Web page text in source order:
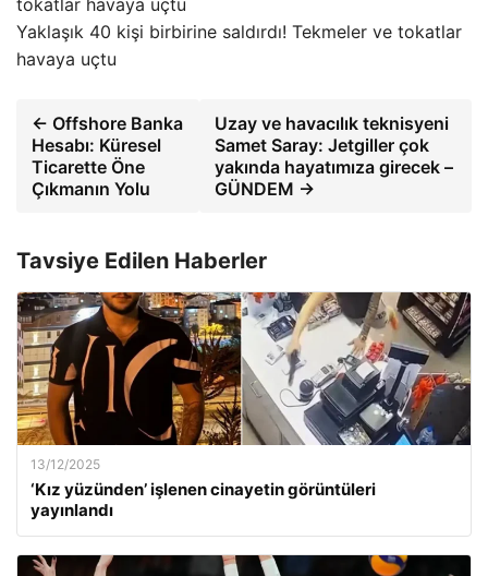
Yaklaşık 40 kişi birbirine saldırdı! Tekmeler ve tokatlar
havaya uçtu
← Offshore Banka
Hesabı: Küresel
Ticarette Öne
Çıkmanın Yolu
Uzay ve havacılık teknisyeni
Samet Saray: Jetgiller çok
yakında hayatımıza girecek –
GÜNDEM →
Tavsiye Edilen Haberler
13/12/2025
‘Kız yüzünden’ işlenen cinayetin görüntüleri
yayınlandı